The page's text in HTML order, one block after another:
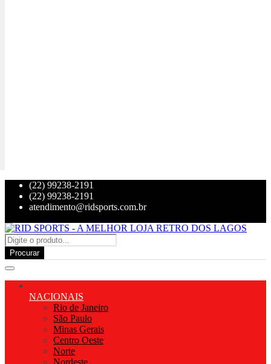
(22) 99238-2191
(22) 99238-2191
atendimento@ridsports.com.br
Procurar
NACIONAIS
Rio de Janeiro
São Paulo
Minas Gerais
Centro Oeste
Norte
Nordeste